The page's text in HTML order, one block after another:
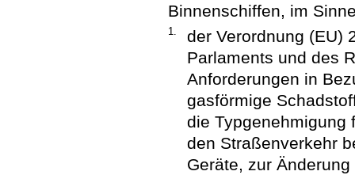
Binnenschiffen, im
1.
der Verordnung (EU)
Parlaments und des
Anforderungen in
gasförmige
die Typgenehmigung
den Straßenverkehr
Geräte, zur